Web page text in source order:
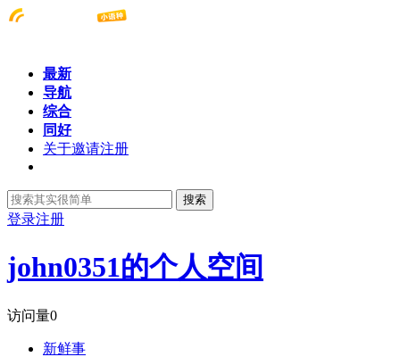
最新
导航
综合
同好
关于邀请注册
搜索
登录注册
john0351的个人空间
访问量0
新鲜事